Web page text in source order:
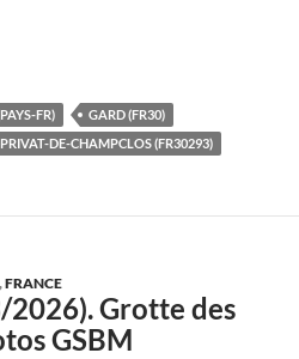
FR)
GARD (FR30)
DE-CHAMPCLOS (FR30293)
,FRANCE
Grotte des
GSBM